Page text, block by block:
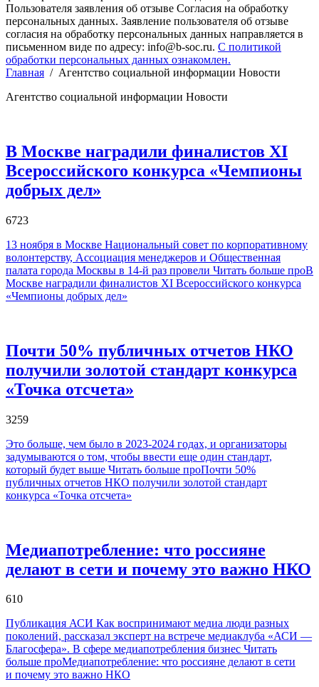
Пользователя заявления об отзыве Согласия на обработку
персональных данных. Заявление пользователя об отзыве
согласия на обработку персональных данных направляется в
письменном виде по адресу: info@b-soc.ru. С политикой
обработки персональных данных ознакомлен.
Главная / Агентство социальной информации Новости
Агентство социальной информации Новости
В Москве наградили финалистов XI
Всероссийского конкурса «Чемпионы
добрых дел»
6723
13 ноября в Москве Национальный совет по корпоративному
волонтерству, Ассоциация менеджеров и Общественная
палата города Москвы в 14-й раз провели Читать больше проВ
Москве наградили финалистов XI Всероссийского конкурса
«Чемпионы добрых дел»
Почти 50% публичных отчетов НКО
получили золотой стандарт конкурса
«Точка отсчета»
3259
Это больше, чем было в 2023-2024 годах, и организаторы
задумываются о том, чтобы ввести еще один стандарт,
который будет выше Читать больше проПочти 50%
публичных отчетов НКО получили золотой стандарт
конкурса «Точка отсчета»
Медиапотребление: что россияне
делают в сети и почему это важно НКО
610
Публикация АСИ Как воспринимают медиа люди разных
поколений, рассказал эксперт на встрече медиаклуба «АСИ —
Благосфера». В сфере медиапотребления бизнес Читать
больше проМедиапотребление: что россияне делают в сети
и почему это важно НКО